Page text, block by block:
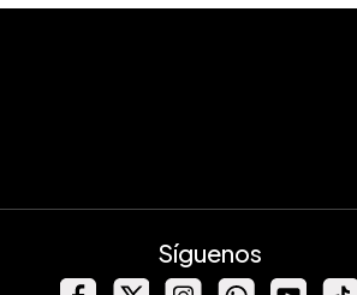
Síguenos